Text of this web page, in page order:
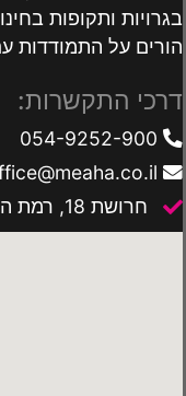
בגרויות ותקופות
הורים על התמודדות
דרכי התקשרות:
חרושת 18, רמת השרון